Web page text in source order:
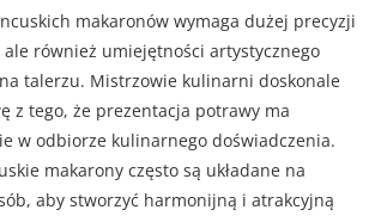
makaronów wymaga dużej precyzji
ale również umiejętności artystycznego
talerzu. Mistrzowie kulinarni doskonale
z tego, że prezentacja potrawy ma
w odbiorze kulinarnego doświadczenia.
makarony często są układane na
aby stworzyć harmonijną i atrakcyjną